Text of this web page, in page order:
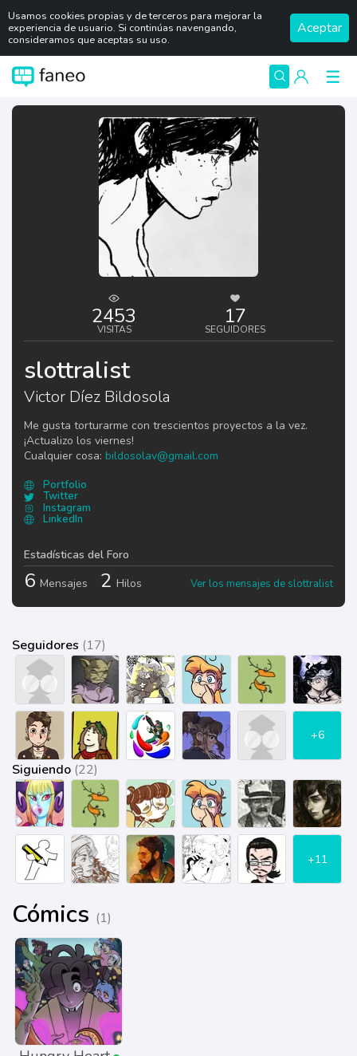
Usamos cookies propias y de terceros para mejorar la
experiencia de usuario. Si continúas navengando,
consideramos que aceptas su uso.
Aceptar
2453
VISITAS
17
SEGUIDORES
slottralist
Victor Díez Bildosola
Me gusta torturarme con trescientos proyectos a la vez.
¡Actualizo los viernes!
Cualquier cosa: bildosolav@gmail.com
Portfolio
Twitter
Instagram
LinkedIn
Estadísticas del Foro
6 Mensajes 2 Hilos Ver los mensajes de slottralist
Seguidores (17)
+6
Siguiendo (22)
+11
Cómics (1)